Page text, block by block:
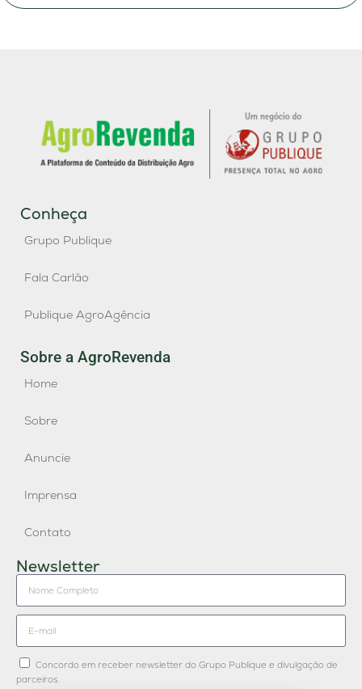
Conheça
Grupo Publique
Fala Carlão
Publique AgroAgência
Sobre a AgroRevenda
Home
Sobre
Anuncie
Imprensa
Contato
Newsletter
Concordo em receber newsletter do Grupo Publique e divulgação de
parceiros.